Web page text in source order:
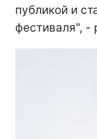
публикой и
фестиваля", -